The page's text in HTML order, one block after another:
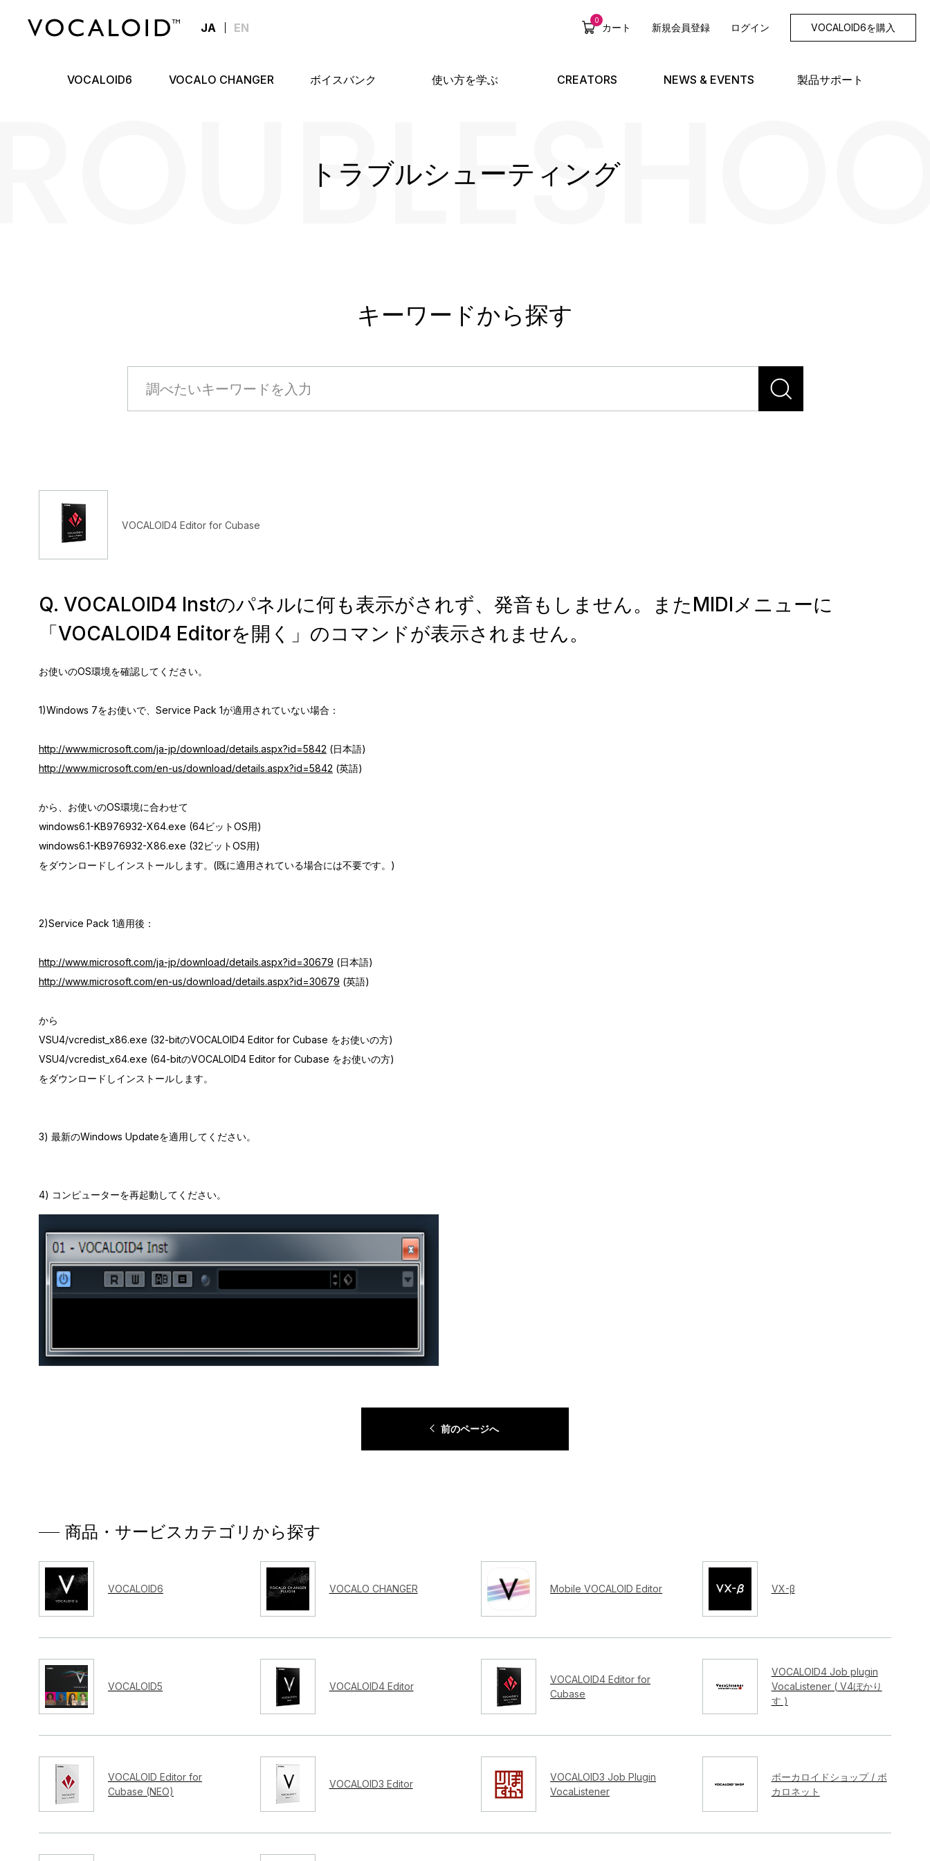
JA EN
0
カート 新規会員登録 ログイン VOCALOID6を購入
VOCALOID6 VOCALO CHANGER ボイスバンク 使い方を学ぶ CREATORS NEWS & EVENTS 製品サポート
トラブルシューティング
キーワードから探す
VOCALOID4 Editor for Cubase
Q. VOCALOID4 Instのパネルに何も表示がされず、発音もしません。またMIDIメニューに
「VOCALOID4 Editorを開く」のコマンドが表示されません。
お使いのOS環境を確認してください。
1)Windows 7をお使いで、Service Pack 1が適用されていない場合：
http://www.microsoft.com/ja-jp/download/details.aspx?id=5842 (日本語)
http://www.microsoft.com/en-us/download/details.aspx?id=5842 (英語)
から、お使いのOS環境に合わせて
windows6.1-KB976932-X64.exe (64ビットOS用)
windows6.1-KB976932-X86.exe (32ビットOS用)
をダウンロードしインストールします。(既に適用されている場合には不要です。)
2)Service Pack 1適用後：
http://www.microsoft.com/ja-jp/download/details.aspx?id=30679 (日本語)
http://www.microsoft.com/en-us/download/details.aspx?id=30679 (英語)
から
VSU4/vcredist_x86.exe (32-bitのVOCALOID4 Editor for Cubase をお使いの方)
VSU4/vcredist_x64.exe (64-bitのVOCALOID4 Editor for Cubase をお使いの方)
をダウンロードしインストールします。
3) 最新のWindows Updateを適用してください。
4) コンピューターを再起動してください。
前のページへ
商品・サービスカテゴリから探す
VOCALOID6 VOCALO CHANGER Mobile VOCALOID Editor VX-β
VOCALOID5 VOCALOID4 Editor
VOCALOID4 Editor for
Cubase
VOCALOID4 Job plugin
VocaListener ( V4ぼかり
す )
VOCALOID Editor for
Cubase (NEO)
VOCALOID3 Editor
VOCALOID3 Job Plugin
VocaListener
ボーカロイドショップ / ボ
カロネット